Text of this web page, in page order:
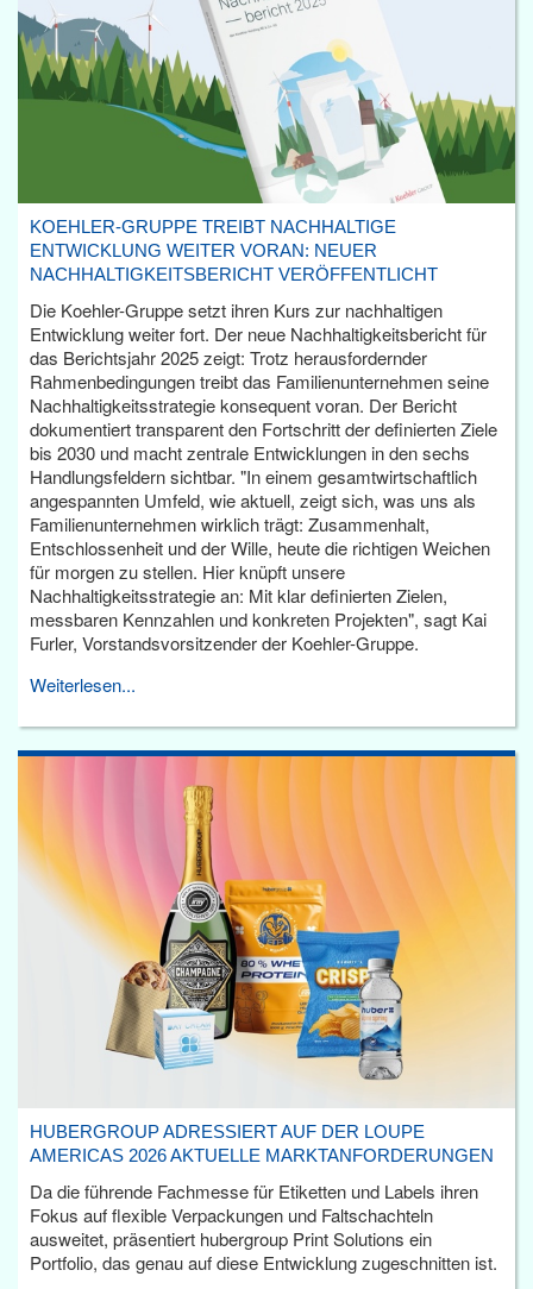
KOEHLER-GRUPPE TREIBT NACHHALTIGE
ENTWICKLUNG WEITER VORAN: NEUER
NACHHALTIGKEITSBERICHT VERÖFFENTLICHT
Die Koehler-Gruppe setzt ihren Kurs zur nachhaltigen
Entwicklung weiter fort. Der neue Nachhaltigkeitsbericht für
das Berichtsjahr 2025 zeigt: Trotz herausfordernder
Rahmenbedingungen treibt das Familienunternehmen seine
Nachhaltigkeitsstrategie konsequent voran. Der Bericht
dokumentiert transparent den Fortschritt der definierten Ziele
bis 2030 und macht zentrale Entwicklungen in den sechs
Handlungsfeldern sichtbar. "In einem gesamtwirtschaftlich
angespannten Umfeld, wie aktuell, zeigt sich, was uns als
Familienunternehmen wirklich trägt: Zusammenhalt,
Entschlossenheit und der Wille, heute die richtigen Weichen
für morgen zu stellen. Hier knüpft unsere
Nachhaltigkeitsstrategie an: Mit klar definierten Zielen,
messbaren Kennzahlen und konkreten Projekten", sagt Kai
Furler, Vorstandsvorsitzender der Koehler-Gruppe.
Weiterlesen...
HUBERGROUP ADRESSIERT AUF DER LOUPE
AMERICAS 2026 AKTUELLE MARKTANFORDERUNGEN
Da die führende Fachmesse für Etiketten und Labels ihren
Fokus auf flexible Verpackungen und Faltschachteln
ausweitet, präsentiert hubergroup Print Solutions ein
Portfolio, das genau auf diese Entwicklung zugeschnitten ist.